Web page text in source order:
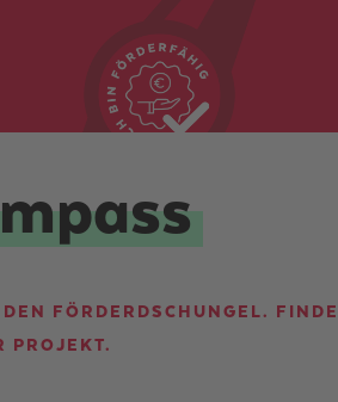
FÖRDERDSCHUNGEL.
PROJEKT.